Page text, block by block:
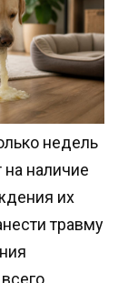
недель
наличие
их
травму